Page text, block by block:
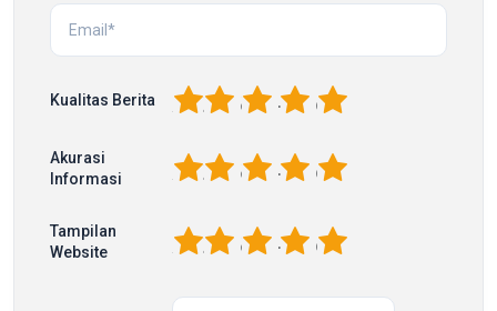
Kualitas Berita 5
4
3
2
Akurasi
Informasi
5
4
3
2
Tampilan
Website
5
4
3
2